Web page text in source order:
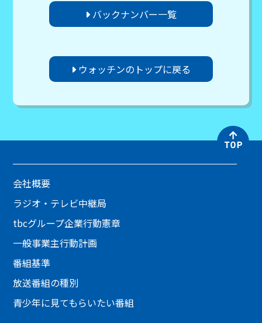
バックナンバー一覧
ウォッチンのトップに戻る
会社概要
ラジオ・テレビ中継局
tbcグループ企業行動憲章
一般事業主行動計画
番組基準
放送番組の種別
青少年に見てもらいたい番組